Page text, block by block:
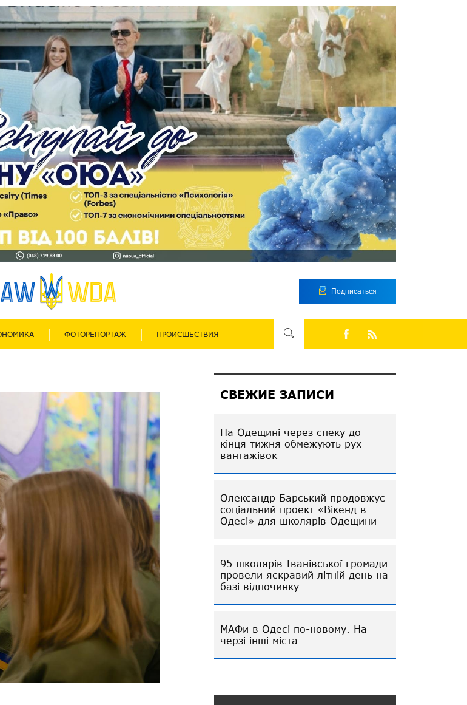
Подписаться
ФОТОРЕПОРТАЖ ПРОИСШЕСТВИЯ
СВЕЖИЕ ЗАПИСИ
На Одещині через спеку до
кінця тижня обмежують рух
вантажівок
Олександр Барський продовжує
соціальний проект «Вікенд в
Одесі» для школярів Одещини
95 школярів Іванівської громади
провели яскравий літній день на
базі відпочинку
МАФи в Одесі по-новому. На
черзі інші міста